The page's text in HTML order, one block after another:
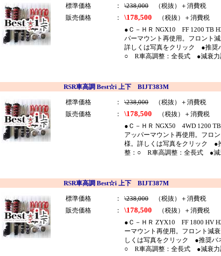
標準価格 ： \238,000 （税抜）＋消費税
販売価格
： \178,500 （税抜）＋消費税
●Ｃ－ＨＲ NGX10 FF 1200 TB
パーマウント再使用。フロント
詳しくは写真をクリック ●推奨
○ R車高調整：全長式 ●減衰
RSR車高調 Best☆i 上下 BIJT383M
標準価格 ： \238,000 （税抜）＋消費税
販売価格
： \178,500 （税抜）＋消費税
●Ｃ－ＨＲ NGX50 4WD 1200
アッパーマウント再使用。フロ
様。詳しくは写真をクリック ●
整：○ R車高調整：全長式 ●
RSR車高調 Best☆i 上下 BIJT387M
標準価格 ： \238,000 （税抜）＋消費税
販売価格
： \178,500 （税抜）＋消費税
●Ｃ－ＨＲ ZYX10 FF 1800 HV
ーマウント再使用。フロント減
しくは写真をクリック ●推奨
○ R車高調整：全長式 ●減衰